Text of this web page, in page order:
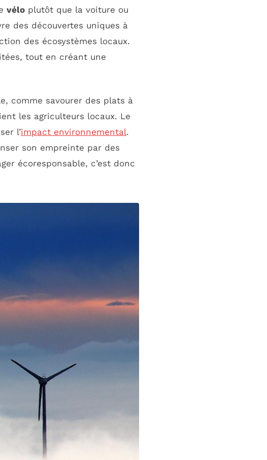
vélo plutôt que la voiture ou
des découvertes uniques à
des écosystèmes locaux.
tout en créant une
comme savourer des plats à
les agriculteurs locaux. Le
l’impact environnemental.
son empreinte par des
écoresponsable, c’est donc